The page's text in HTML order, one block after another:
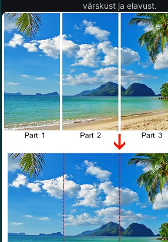
värskust ja elavust.